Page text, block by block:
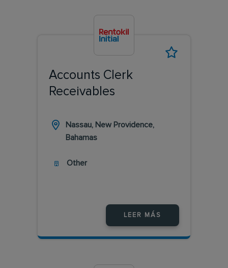
Accounts Clerk
Receivables
Nassau, New Providence,
Bahamas
Other
LEER MÁS